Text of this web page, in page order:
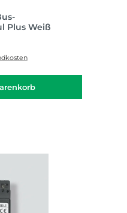
Plus Weiß